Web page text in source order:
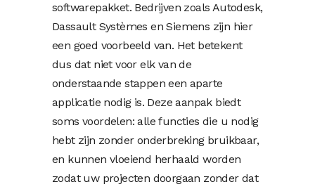
softwarepakket. Bedrijven zoals Autodesk,
Dassault Systèmes en Siemens zijn hier
een goed voorbeeld van. Het betekent
dus dat niet voor elk van de
onderstaande stappen een aparte
applicatie nodig is. Deze aanpak biedt
soms voordelen: alle functies die u nodig
hebt zijn zonder onderbreking bruikbaar,
en kunnen vloeiend herhaald worden
zodat uw projecten doorgaan zonder dat